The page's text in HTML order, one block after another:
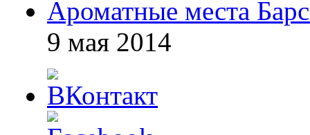
Ароматные места
9 мая 2014